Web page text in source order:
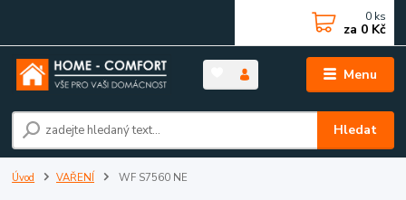
Menu
Hledat
0 ks
za 0 Kč
Úvod VAŘENÍ WF S7560 NE